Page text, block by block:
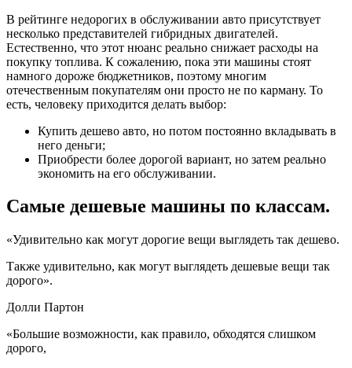
В рейтинге недорогих в обслуживании авто присутствует
несколько представителей гибридных двигателей.
Естественно, что этот нюанс реально снижает расходы на
покупку топлива. К сожалению, пока эти машины стоят
намного дороже бюджетников, поэтому многим
отечественным покупателям они просто не по карману. То
есть, человеку приходится делать выбор:
Купить дешево авто, но потом постоянно вкладывать в
него деньги;
Приобрести более дорогой вариант, но затем реально
экономить на его обслуживании.
Самые дешевые машины по классам.
«Удивительно как могут дорогие вещи выглядеть так дешево.
Также удивительно, как могут выглядеть дешевые вещи так
дорого».
Долли Партон
«Большие возможности, как правило, обходятся слишком
дорого,